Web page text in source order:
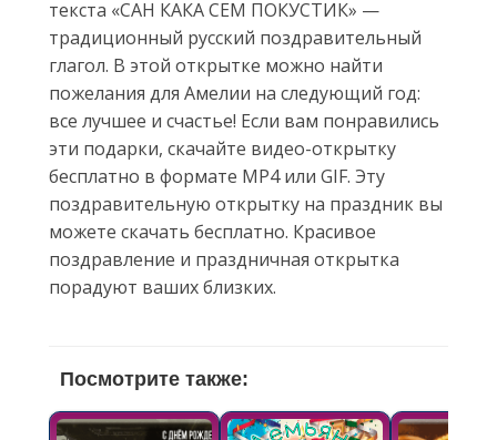
текста «САН КАКА СЕМ ПОКУСТИК» —
традиционный русский поздравительный
глагол. В этой открытке можно найти
пожелания для Амелии на следующий год:
все лучшее и счастье! Если вам понравились
эти подарки, скачайте видео-открытку
бесплатно в формате MP4 или GIF. Эту
поздравительную открытку на праздник вы
можете скачать бесплатно. Красивое
поздравление и праздничная открытка
порадуют ваших близких.
Посмотрите также: